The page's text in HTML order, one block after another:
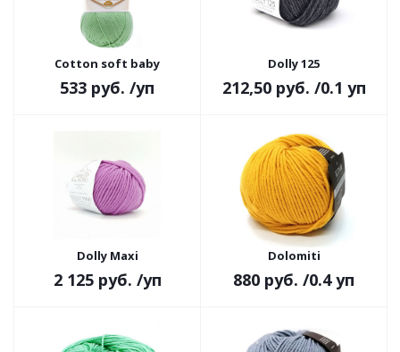
Cotton soft baby
533 руб. /уп
Dolly 125
212,50 руб. /0.1 уп
Dolly Maxi
2 125 руб. /уп
Dolomiti
880 руб. /0.4 уп